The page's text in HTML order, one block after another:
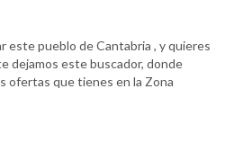
este pueblo de Cantabria , y quieres
dejamos este buscador, donde
ofertas que tienes en la Zona